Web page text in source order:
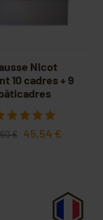
Nicot
10 cadres + 9
€ 45,54 €